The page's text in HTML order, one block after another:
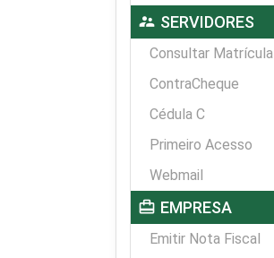
supervisor_account SERVIDORES
Consultar Matrícula
ContraCheque
Cédula C
Primeiro Acesso
Webmail
card_travel EMPRESA
Emitir Nota Fiscal